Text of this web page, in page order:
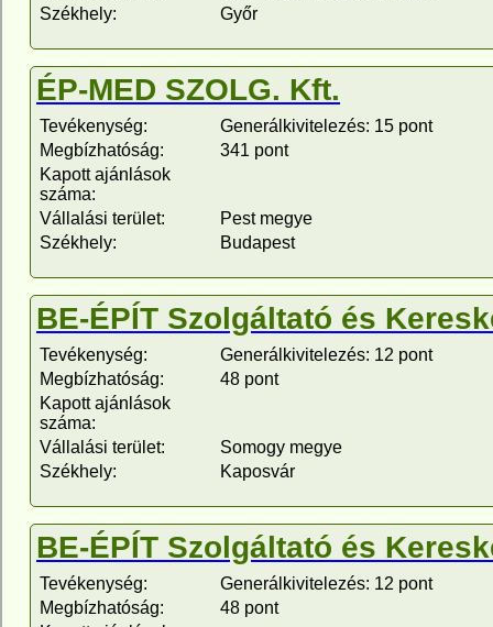
Székhely:
Győr
ÉP-MED SZOLG. Kft.
Tevékenység:
Generálkivitelezés: 15 pont
Megbízhatóság:
341 pont
Kapott ajánlások
száma:
Vállalási terület:
Pest megye
Székhely:
Budapest
BE-ÉPÍT Szolgáltató és
Tevékenység:
Generálkivitelezés: 12 pont
Megbízhatóság:
48 pont
Kapott ajánlások
száma:
Vállalási terület:
Somogy megye
Székhely:
Kaposvár
BE-ÉPÍT Szolgáltató és
Tevékenység:
Generálkivitelezés: 12 pont
Megbízhatóság:
48 pont